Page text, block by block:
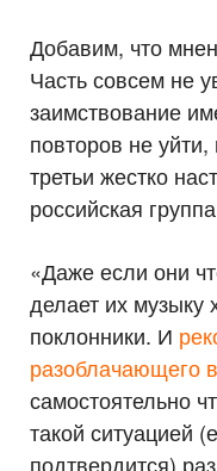
Добавим, что
Часть совсем не
заимствование
повторов не
третьи жестко
российская
«Даже если они
делает их
поклонники. И
разоблачающего
самостоятельно
такой ситуацией
подтвердится)